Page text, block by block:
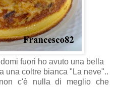
fuori ho avuto una bella
una coltre bianca "La neve"..
c'è nulla di meglio che